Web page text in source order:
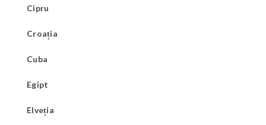
Cipru
Croația
Cuba
Egipt
Elveția